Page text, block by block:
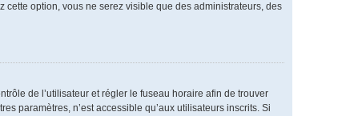
cette option, vous ne serez visible que des administrateurs, des
de l’utilisateur et régler le fuseau horaire afin de trouver
paramètres, n’est accessible qu’aux utilisateurs inscrits. Si